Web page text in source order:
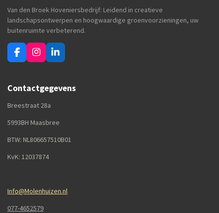
Van den Broek Hoveniersbedrijf: Leidend in creatieve
landschapsontwerpen en hoogwaardige groenvoorzieningen, uw
buitenruimte verbeterend.
F
a
b
o
I
n
a
r
m
L
i
e
Contactgegevens
Breestraat 28a
5993BH Maasbree
BTW: NL806657510B01
KvK: 12037874
Info@Molenhuizen.nl
077-4652579